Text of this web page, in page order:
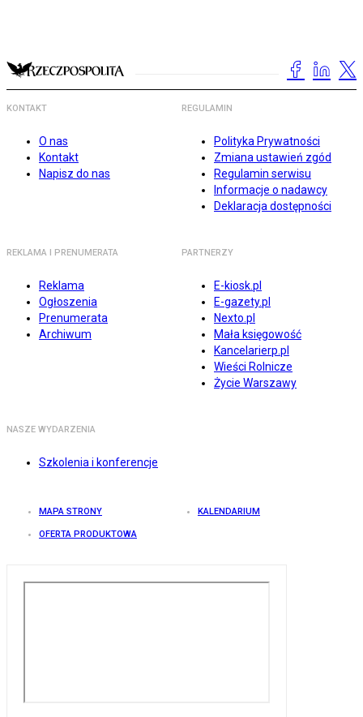
KONTAKT
O nas
Kontakt
Napisz do nas
REGULAMIN
Polityka Prywatności
Zmiana ustawień zgód
Regulamin serwisu
Informacje o nadawcy
Deklaracja dostępności
REKLAMA I PRENUMERATA
Reklama
Ogłoszenia
Prenumerata
Archiwum
PARTNERZY
E-kiosk.pl
E-gazety.pl
Nexto.pl
Mała księgowość
Kancelarierp.pl
Wieści Rolnicze
Życie Warszawy
NASZE WYDARZENIA
Szkolenia i konferencje
MAPA STRONY KALENDARIUM
OFERTA PRODUKTOWA